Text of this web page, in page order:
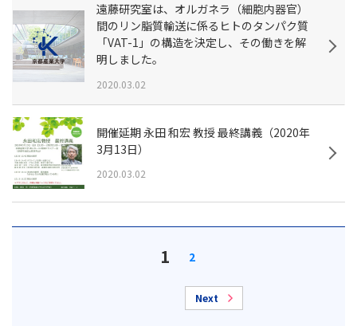
遠藤研究室は、オルガネラ（細胞内器官）
間のリン脂質輸送に係るヒトのタンパク質
「VAT-1」の構造を決定し、その働きを解
明しました。
2020.03.02
開催延期 永田 和宏 教授 最終講義（2020年
3月13日）
2020.03.02
1 2
Next